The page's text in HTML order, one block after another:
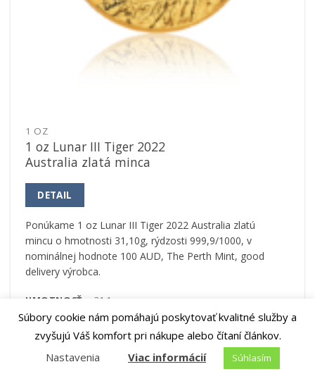
1 OZ
1 oz Lunar III Tiger 2022
Australia zlatá minca
DETAIL
Ponúkame 1 oz Lunar III Tiger 2022 Australia zlatú
mincu o hmotnosti 31,10g, rýdzosti 999,9/1000, v
nominálnej hodnote 100 AUD, The Perth Mint, good
delivery výrobca.
HMOTNOSŤ:
31,1 g
RÝDZOSŤ:
999,9/1000
MATERIÁL:
Zlato
VÝROBCA:
The Perth Mint
Súbory cookie nám pomáhajú poskytovať kvalitné služby a
zvyšujú Váš komfort pri nákupe alebo čítaní článkov.
Nastavenia
Viac informácií Súhlasím